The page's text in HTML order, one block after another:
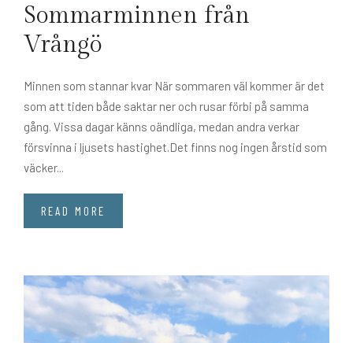
Sommarminnen från
Vrångö
Minnen som stannar kvar När sommaren väl kommer är det
som att tiden både saktar ner och rusar förbi på samma
gång. Vissa dagar känns oändliga, medan andra verkar
försvinna i ljusets hastighet.Det finns nog ingen årstid som
väcker...
READ MORE